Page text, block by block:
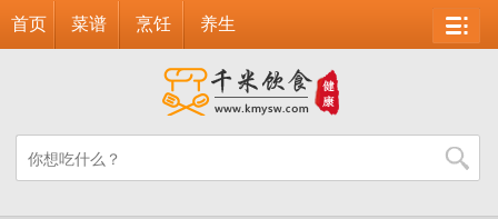
首页 菜谱 烹饪 养生